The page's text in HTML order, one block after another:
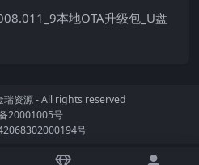
本地OTA升级包_U盘
瑞资源- All rights reserved
20001005号
号